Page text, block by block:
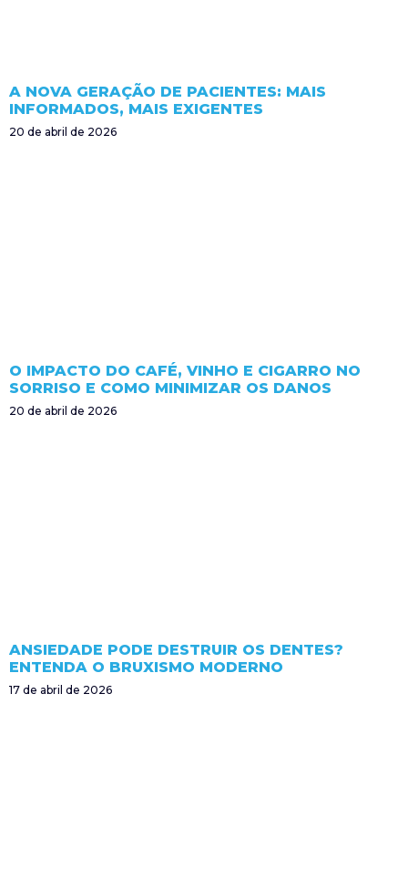
A NOVA GERAÇÃO DE PACIENTES: MAIS
INFORMADOS, MAIS EXIGENTES
20 de abril de 2026
O IMPACTO DO CAFÉ, VINHO E CIGARRO NO
SORRISO E COMO MINIMIZAR OS DANOS
20 de abril de 2026
ANSIEDADE PODE DESTRUIR OS DENTES?
ENTENDA O BRUXISMO MODERNO
17 de abril de 2026